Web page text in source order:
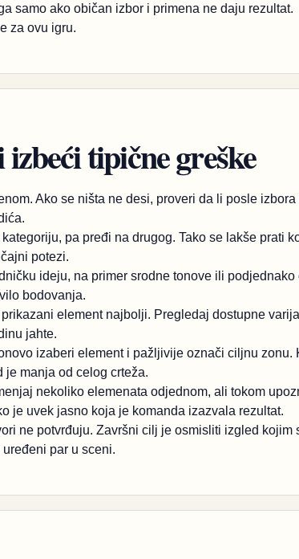
samo ako običan izbor i primena ne daju rezultat.
za ovu igru.
tipične greške
Ako se ništa ne desi, proveri da li posle
pa pređi na drugog. Tako se lakše prati
potezi.
ideju, na primer srodne tonove ili podjednako
bodovanja.
element najbolji. Pregledaj dostupne
jahte.
izaberi element i pažljivije označi ciljnu zonu.
je manja od celog crteža.
nekoliko elemenata odjednom, ali tokom
je uvek jasno koja je komanda izazvala rezultat.
ne potvrđuju. Završni cilj je osmisliti izgled kojim
par u sceni.